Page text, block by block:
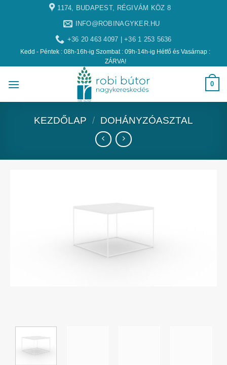
1174, BUDAPEST, RÉGIVÁM KÖZ 8
INFO@ROBINAGYKER.HU
+36 20 463 4097 | +36 1 253 5636
Kedd - Péntek : 08h-16h-ig Szombat : 09h-14h-ig Hétfő és Vasárnap :
ZÁRVA!
0
KEZDŐLAP / DOHÁNYZÓASZTAL